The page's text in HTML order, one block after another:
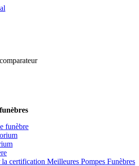
funèbre
certification Meilleures Pompes Funèbres